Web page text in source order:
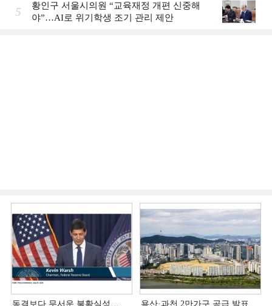
5
황인구 서울시의원 “교육재정 개편 신중해
야”…AI로 위기학생 조기 관리 제안
동결보다 무서운 불확실성…
용산·과천 2만가구 공급 발표